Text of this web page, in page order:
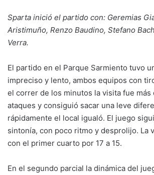
Sparta inició el partido con: Geremias
Aristimuño, Renzo Baudino, Stefano
Verra.
El partido en el Parque Sarmiento tuvo
impreciso y lento, ambos equipos con
el correr de los minutos la visita fue más
ataques y consiguió sacar una leve
rápidamente el local igualó. El juego
sintonía, con poco ritmo y desprolijo. La
con el primer cuarto por 17 a 15.
En el segundo parcial la dinámica del